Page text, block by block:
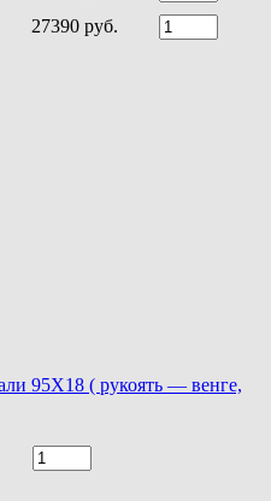
27390 руб.
95Х18 ( рукоять — венге,